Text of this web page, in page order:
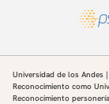
Universidad de los Andes
Reconocimiento como
Reconocimiento